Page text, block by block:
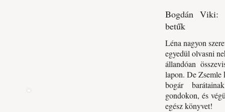
Bogdán Viki:
betűk
Léna nagyon
egyedül olvasni
állandóan
lapon. De Zsemle
bogár
gondokon, és
egész könyvet!